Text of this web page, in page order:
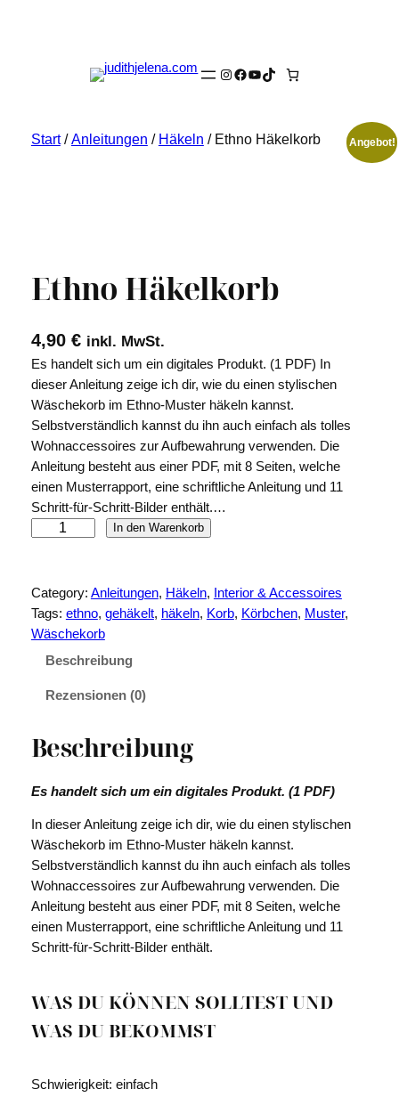
Instagram
Facebook
YouTube
TikTok
Start/Anleitungen / Häkeln / Ethno Häkelkorb
Ethno Häkelkorb
4,90 € inkl. MwSt.
Es handelt sich um ein digitales Produkt. (1 PDF) In
dieser Anleitung zeige ich dir, wie du einen stylischen
Wäschekorb im Ethno-Muster häkeln kannst.
Selbstverständlich kannst du ihn auch einfach als tolles
Wohnaccessoires zur Aufbewahrung verwenden. Die
Anleitung besteht aus einer PDF, mit 8 Seiten, welche
einen Musterrapport, eine schriftliche Anleitung und 11
Schritt-für-Schritt-Bilder enthält.…
n
o
H
b
In den Warenkorb
Category: Anleitungen, Häkeln,
Interior & Accessoires
Tags: ethno, gehäkelt, häkeln, Korb, Körbchen, Muster
Wäschekorb
Beschreibung
Rezensionen (0)
Beschreibung
Es handelt sich um ein digitales Produkt. (1 PDF)
In dieser Anleitung zeige ich dir, wie du einen stylischen
Wäschekorb im Ethno-Muster häkeln kannst.
Selbstverständlich kannst du ihn auch einfach als tolles
Wohnaccessoires zur Aufbewahrung verwenden. Die
Anleitung besteht aus einer PDF, mit 8 Seiten, welche
einen Musterrapport, eine schriftliche Anleitung und 11
Schritt-für-Schritt-Bilder enthält.
WAS DU KÖNNEN SOLLTEST UND
WAS DU BEKOMMST
Schwierigkeit: einfach
Angebot!